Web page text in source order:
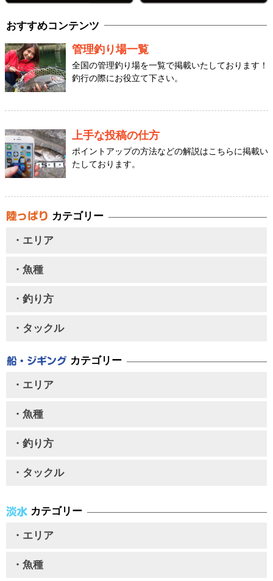
おすすめコンテンツ
管理釣り場一覧
全国の管理釣り場を一覧で掲載いたしております！
釣行の際にお役立て下さい。
上手な投稿の仕方
ポイントアップの方法などの解説はこちらに掲載い
たしております。
カテゴリー
・エリア
・魚種
・釣り方
・タックル
カテゴリー
・エリア
・魚種
・釣り方
・タックル
カテゴリー
・エリア
・魚種